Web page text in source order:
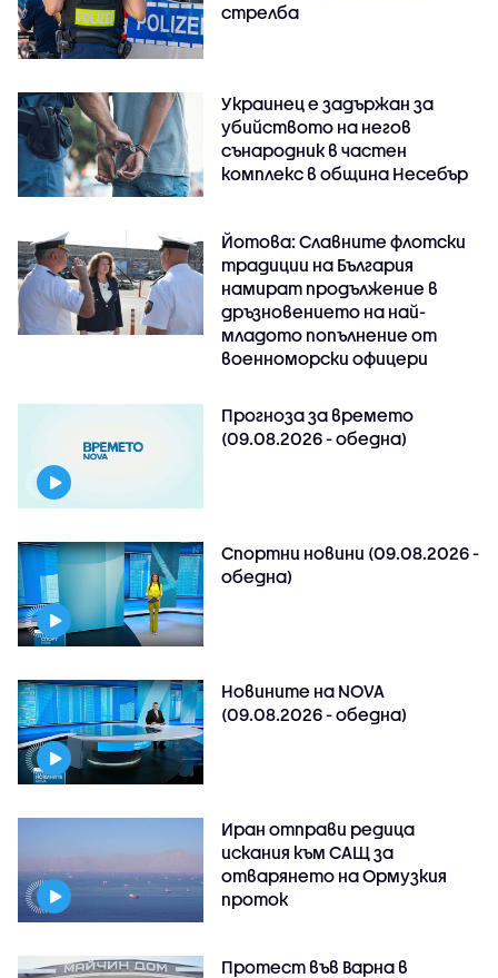
стрелба
Украинец е задържан за
убийството на негов
сънародник в частен
комплекс в община Несебър
Йотова: Славните флотски
традиции на България
намират продължение в
дръзновението на най-
младото попълнение от
военноморски офицери
Прогноза за времето
(09.08.2026 - обедна)
Спортни новини (09.08.2026 -
обедна)
Новините на NOVA
(09.08.2026 - обедна)
Иран отправи редица
искания към САЩ за
отварянето на Ормузкия
проток
Протест във Варна в